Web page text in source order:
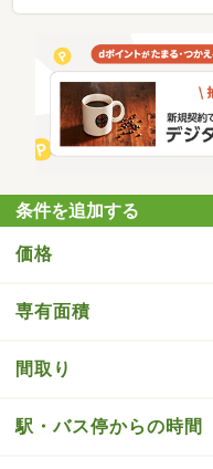
条件を追加する
価格
専有面積
間取り
駅・バス停からの時間